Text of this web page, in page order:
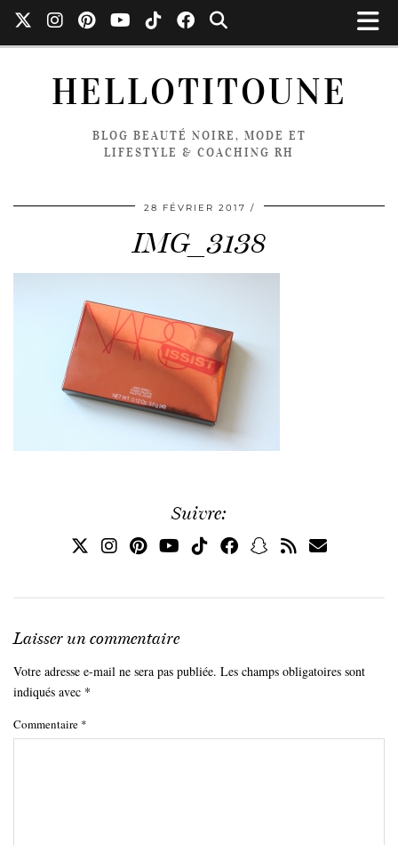
HELLOTITOUNE
BLOG BEAUTÉ NOIRE, MODE ET
LIFESTYLE & COACHING RH
28 FÉVRIER 2017
IMG_3138
Suivre:
Laisser un commentaire
Votre adresse e-mail ne sera pas publiée. Les champs obligatoires sont
indiqués avec *
Commentaire *